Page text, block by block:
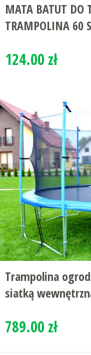
MATA BATUT DO
TRAMPOLINA 60
124.00 zł
Trampolina
siatką
789.00 zł